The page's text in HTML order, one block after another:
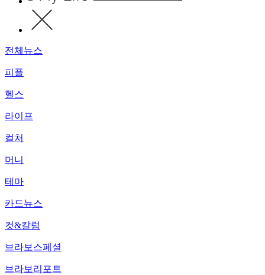
전체뉴스
피플
헬스
라이프
컬처
머니
테마
카드뉴스
컷&칼럼
브라보스페셜
브라보리포트